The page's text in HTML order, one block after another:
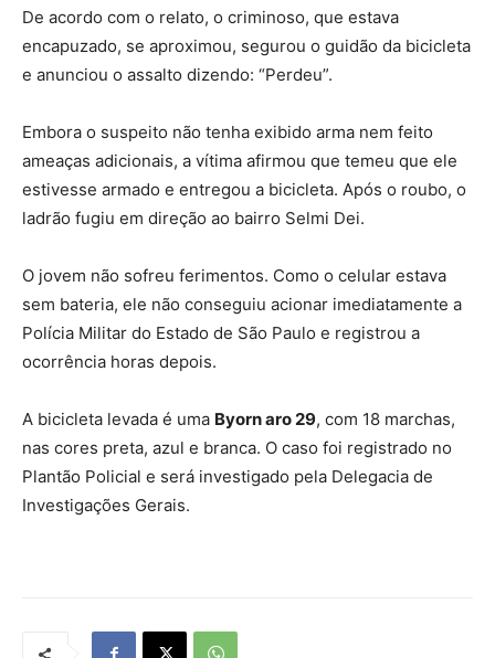
De acordo com o relato, o criminoso, que estava
encapuzado, se aproximou, segurou o guidão da bicicleta
e anunciou o assalto dizendo: “Perdeu”.
Embora o suspeito não tenha exibido arma nem feito
ameaças adicionais, a vítima afirmou que temeu que ele
estivesse armado e entregou a bicicleta. Após o roubo, o
ladrão fugiu em direção ao bairro Selmi Dei.
O jovem não sofreu ferimentos. Como o celular estava
sem bateria, ele não conseguiu acionar imediatamente a
Polícia Militar do Estado de São Paulo e registrou a
ocorrência horas depois.
A bicicleta levada é uma Byorn aro 29, com 18 marchas,
nas cores preta, azul e branca. O caso foi registrado no
Plantão Policial e será investigado pela Delegacia de
Investigações Gerais.